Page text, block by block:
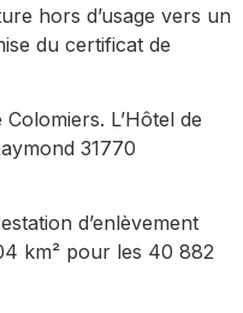
hors d’usage vers un
du certificat de
Colomiers. L’Hôtel de
31770
d’enlèvement
km² pour les 40 882